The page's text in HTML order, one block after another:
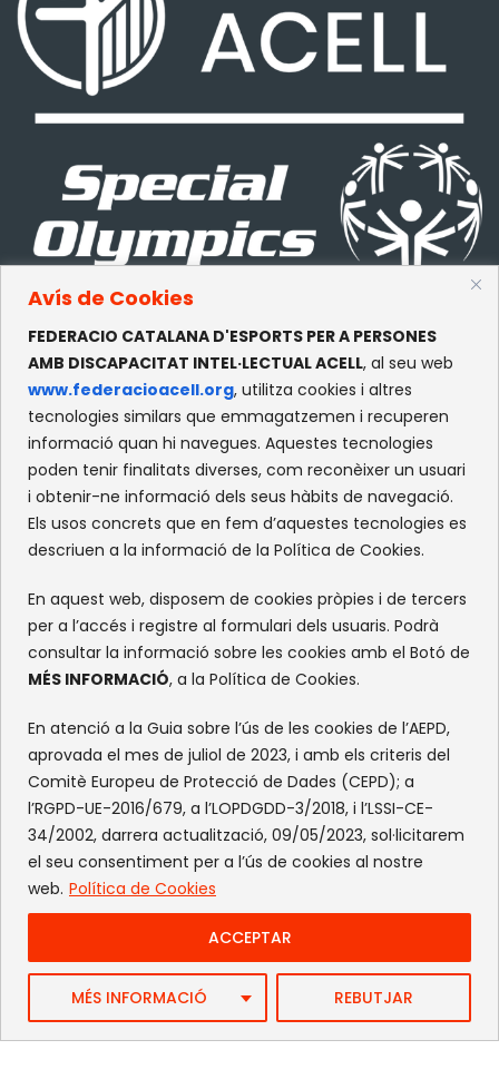
Avís de Cookies
FEDERACIO CATALANA D'ESPORTS PER A PERSONES
AMB DISCAPACITAT INTEL·LECTUAL ACELL, al seu web
www.federacioacell.org, utilitza cookies i altres
tecnologies similars que emmagatzemen i recuperen
informació quan hi navegues. Aquestes tecnologies
poden tenir finalitats diverses, com reconèixer un usuari
i obtenir-ne informació dels seus hàbits de navegació.
Els usos concrets que en fem d’aquestes tecnologies es
descriuen a la informació de la Política de Cookies.
En aquest web, disposem de cookies pròpies i de tercers
per a l’accés i registre al formulari dels usuaris. Podrà
consultar la informació sobre les cookies amb el Botó de
MÉS INFORMACIÓ, a la Política de Cookies.
En atenció a la Guia sobre l’ús de les cookies de l’AEPD,
aprovada el mes de juliol de 2023, i amb els criteris del
Comitè Europeu de Protecció de Dades (CEPD); a
l’RGPD-UE-2016/679, a l’LOPDGDD-3/2018, i l’LSSI-CE-
34/2002, darrera actualització, 09/05/2023, sol·licitarem
el seu consentiment per a l’ús de cookies al nostre
web. Política de Cookies
MÉS INFORMACIÓ REBUTJAR
ACCEPTAR
CONTACTE
c/Olympe de Gouges, S/N
Recinte Mundet
08035 -Barcelona
XARXES SOCIALS
Web by FlandeCoco
Avís Legal|Política de Privacitat Política de cookies